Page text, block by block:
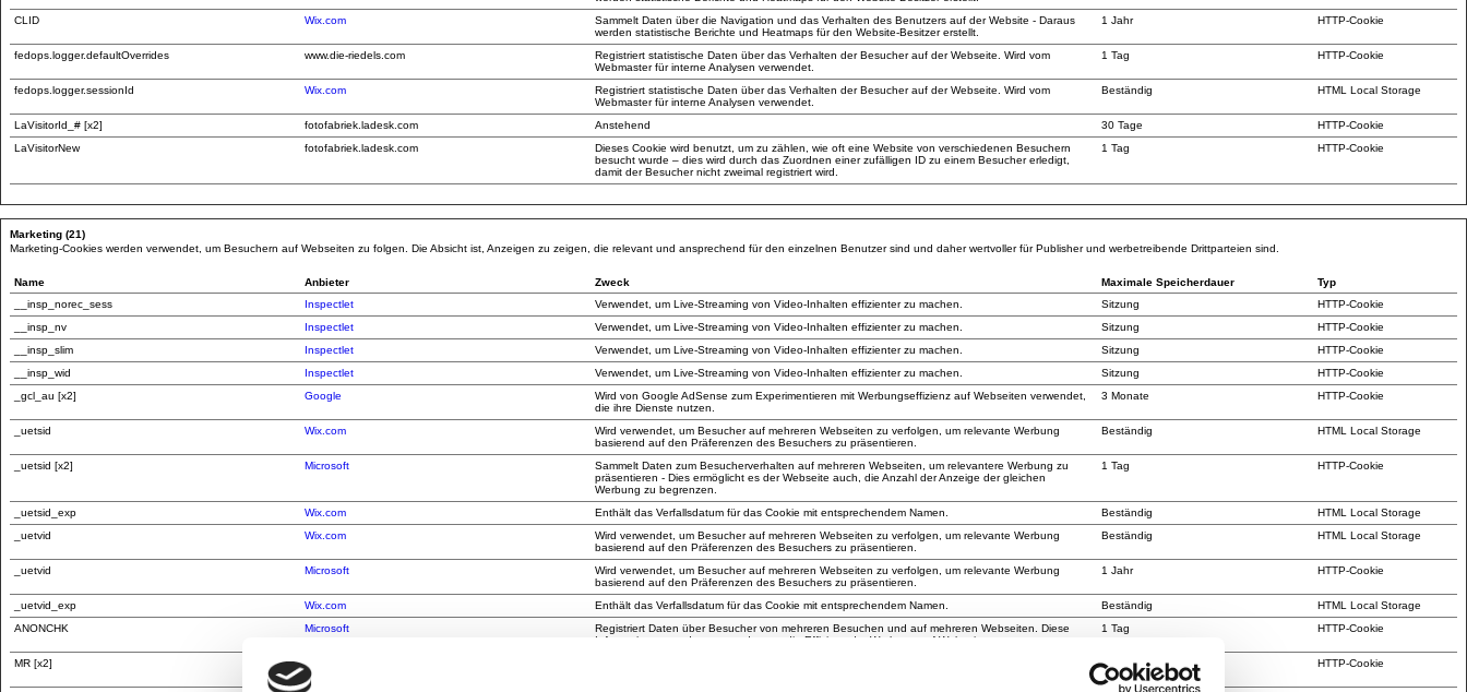
CLID Wix.com
Sammelt Daten über die Navigation und das Verhalten des Benutzers auf der Website - Daraus
werden statistische Berichte und Heatmaps für den Website-Besitzer erstellt.
1 Jahr HTTP-Cookie
fedops.logger.defaultOverrides www.die-riedels.com
Registriert statistische Daten über das Verhalten der Besucher auf der Webseite. Wird vom
Webmaster für interne Analysen verwendet.
1 Tag HTTP-Cookie
fedops.logger.sessionId Wix.com
Registriert statistische Daten über das Verhalten der Besucher auf der Webseite. Wird vom
Webmaster für interne Analysen verwendet.
Beständig HTML Local Storage
LaVisitorId_# [x2] fotofabriek.ladesk.com Anstehend 30 Tage
HTTP-Cookie
LaVisitorNew
fotofabriek.ladesk.com
Dieses Cookie wird benutzt, um zu zählen, wie oft eine Website von verschiedenen Besuchern
besucht wurde – dies wird durch das Zuordnen einer zufälligen ID zu einem Besucher erledigt,
damit der Besucher nicht zweimal registriert wird.
1 Tag HTTP-Cookie
Marketing (21)
Marketing-Cookies werden verwendet, um Besuchern auf Webseiten zu folgen. Die Absicht ist, Anzeigen zu zeigen, die relevant und ansprechend für den einzelnen Benutzer sind und daher wertvoller für Publisher und werbetreibende Drittparteien sind.
Name Anbieter Zweck Maximale Speicherdauer
Typ
__insp_norec_sess
Inspectlet Verwendet, um Live-Streaming von Video-Inhalten effizienter zu machen. Sitzung
HTTP-Cookie
__insp_nv
Inspectlet Verwendet, um Live-Streaming von Video-Inhalten effizienter zu machen. Sitzung
HTTP-Cookie
__insp_slim
Inspectlet Verwendet, um Live-Streaming von Video-Inhalten effizienter zu machen. Sitzung
HTTP-Cookie
__insp_wid
Inspectlet Verwendet, um Live-Streaming von Video-Inhalten effizienter zu machen. Sitzung
HTTP-Cookie
_gcl_au [x2]
Google
Wird von Google AdSense zum Experimentieren mit Werbungseffizienz auf Webseiten verwendet,
die ihre Dienste nutzen.
3 Monate HTTP-Cookie
_uetsid Wix.com
Wird verwendet, um Besucher auf mehreren Webseiten zu verfolgen, um relevante Werbung
basierend auf den Präferenzen des Besuchers zu präsentieren.
Beständig HTML Local Storage
_uetsid [x2] Microsoft
Sammelt Daten zum Besucherverhalten auf mehreren Webseiten, um relevantere Werbung zu
präsentieren - Dies ermöglicht es der Webseite auch, die Anzahl der Anzeige der gleichen
Werbung zu begrenzen.
1 Tag HTTP-Cookie
_uetsid_exp Wix.com Enthält das Verfallsdatum für das Cookie mit entsprechendem Namen. Beständig
HTML Local Storage
_uetvid
Wix.com
Wird verwendet, um Besucher auf mehreren Webseiten zu verfolgen, um relevante Werbung
basierend auf den Präferenzen des Besuchers zu präsentieren.
Beständig HTML Local Storage
_uetvid Microsoft
Wird verwendet, um Besucher auf mehreren Webseiten zu verfolgen, um relevante Werbung
basierend auf den Präferenzen des Besuchers zu präsentieren.
1 Jahr HTTP-Cookie
_uetvid_exp Wix.com Enthält das Verfallsdatum für das Cookie mit entsprechendem Namen. Beständig
HTML Local Storage
ANONCHK
Microsoft
Registriert Daten über Besucher von mehreren Besuchen und auf mehreren Webseiten. Diese
Informationen werden verwendet, um die Effizienz der Werbung auf Webseiten zu messen.
1 Tag HTTP-Cookie
MR [x2] Microsoft 7 Tage HTTP-Cookie